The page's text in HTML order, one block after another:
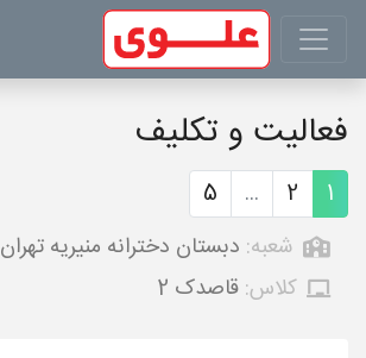
فعالیت و تکلیف
1
2
...
5
شعبه: دبستان دخترانه منیریه تهران
کلاس: قاصدک 2